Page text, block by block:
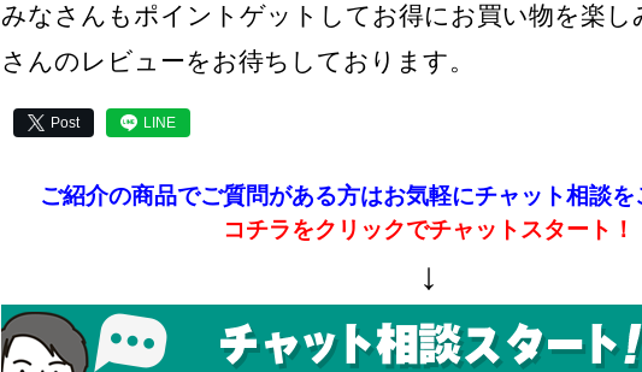
みなさんもポイントゲットしてお得にお買い物を楽し
さんのレビューをお待ちしております。
Post LINE
ご紹介の商品でご質問がある方はお気軽にチャット相談を
コチラをクリックでチャットスタート！
↓